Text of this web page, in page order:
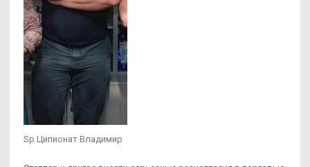
Sp Ципионат Владимир